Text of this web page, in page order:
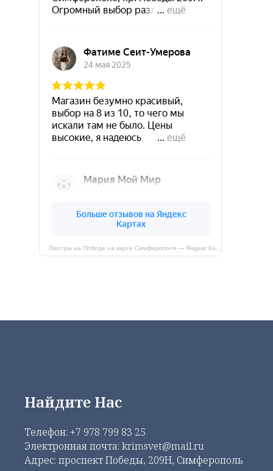
Найдите Нас
Телефон: +7 978 799 83 25
Электронная почта: krimsvet@mail.ru
Адрес: проспект Победы, 209Н, Симферополь